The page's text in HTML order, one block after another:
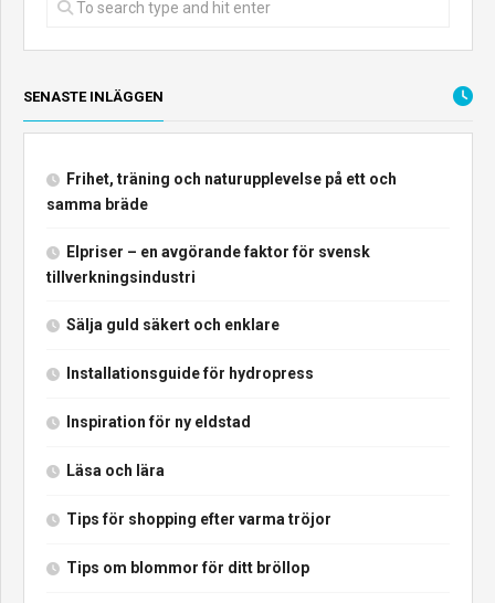
SENASTE INLÄGGEN
Frihet, träning och naturupplevelse på ett och
samma bräde
Elpriser – en avgörande faktor för svensk
tillverkningsindustri
Sälja guld säkert och enklare
Installationsguide för hydropress
Inspiration för ny eldstad
Läsa och lära
Tips för shopping efter varma tröjor
Tips om blommor för ditt bröllop